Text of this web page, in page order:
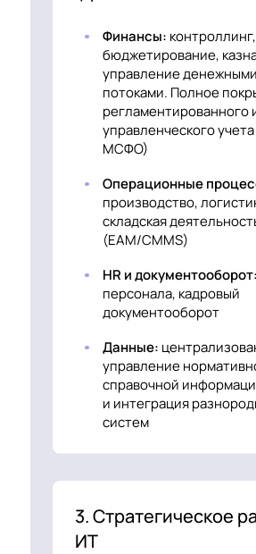
Финансы: контроллинг,
бюджетирование,
управление денежными
потоками. Полное
регламентированного
управленческого учета
МСФО)
Операционные
производство,
складская
(EAM/CMMS)
HR и документооборот:
персонала, кадровый
документооборот
Данные:
управление
справочной
и интеграция
систем
3. Стратегическое
ИТ